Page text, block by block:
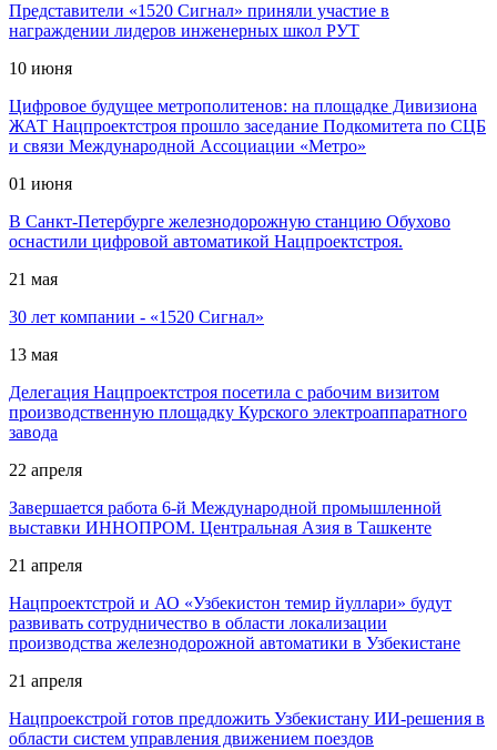
Представители «1520 Сигнал» приняли участие в
награждении лидеров инженерных школ РУТ
10 июня
Цифровое будущее метрополитенов: на площадке Дивизиона
ЖАТ Нацпроектстроя прошло заседание Подкомитета по СЦБ
и связи Международной Ассоциации «Метро»
01 июня
В Санкт-Петербурге железнодорожную станцию Обухово
оснастили цифровой автоматикой Нацпроектстроя.
21 мая
30 лет компании - «1520 Сигнал»
13 мая
Делегация Нацпроектстроя посетила с рабочим визитом
производственную площадку Курского электроаппаратного
завода
22 апреля
Завершается работа 6-й Международной промышленной
выставки ИННОПРОМ. Центральная Азия в Ташкенте
21 апреля
Нацпроектстрой и АО «Узбекистон темир йуллари» будут
развивать сотрудничество в области локализации
производства железнодорожной автоматики в Узбекистане
21 апреля
Нацпроекстрой готов предложить Узбекистану ИИ-решения в
области систем управления движением поездов